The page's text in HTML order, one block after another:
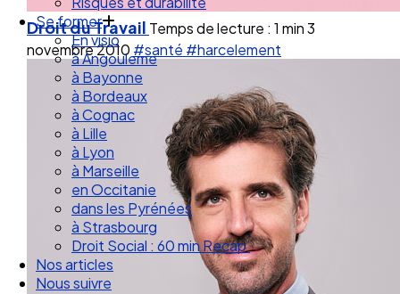
Risques et durabilité
Se former
En visio
à Angouleme
à Bayonne
à Bordeaux
à Cognac
à Lille
à Lyon
à Marseille
en Occitanie
dans les Pyrénées
à Strasbourg
Droit Social : 60 min Recap’
Nos articles
Droit du Travail Temps de lecture : 1 min3
novembre 2010 #santé #harcelement